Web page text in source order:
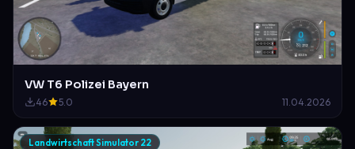
VW T6 Polizei Bayern
46 5.0 11.04.2026
Landwirtschaft Simulator 22